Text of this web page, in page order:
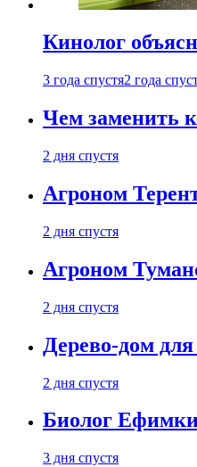
Кинолог
3 года спустя2 года
Чем заменить
2 дня спустя
Агроном
2 дня спустя
Агроном
2 дня спустя
Дерево-дом
2 дня спустя
Биолог
3 дня спустя